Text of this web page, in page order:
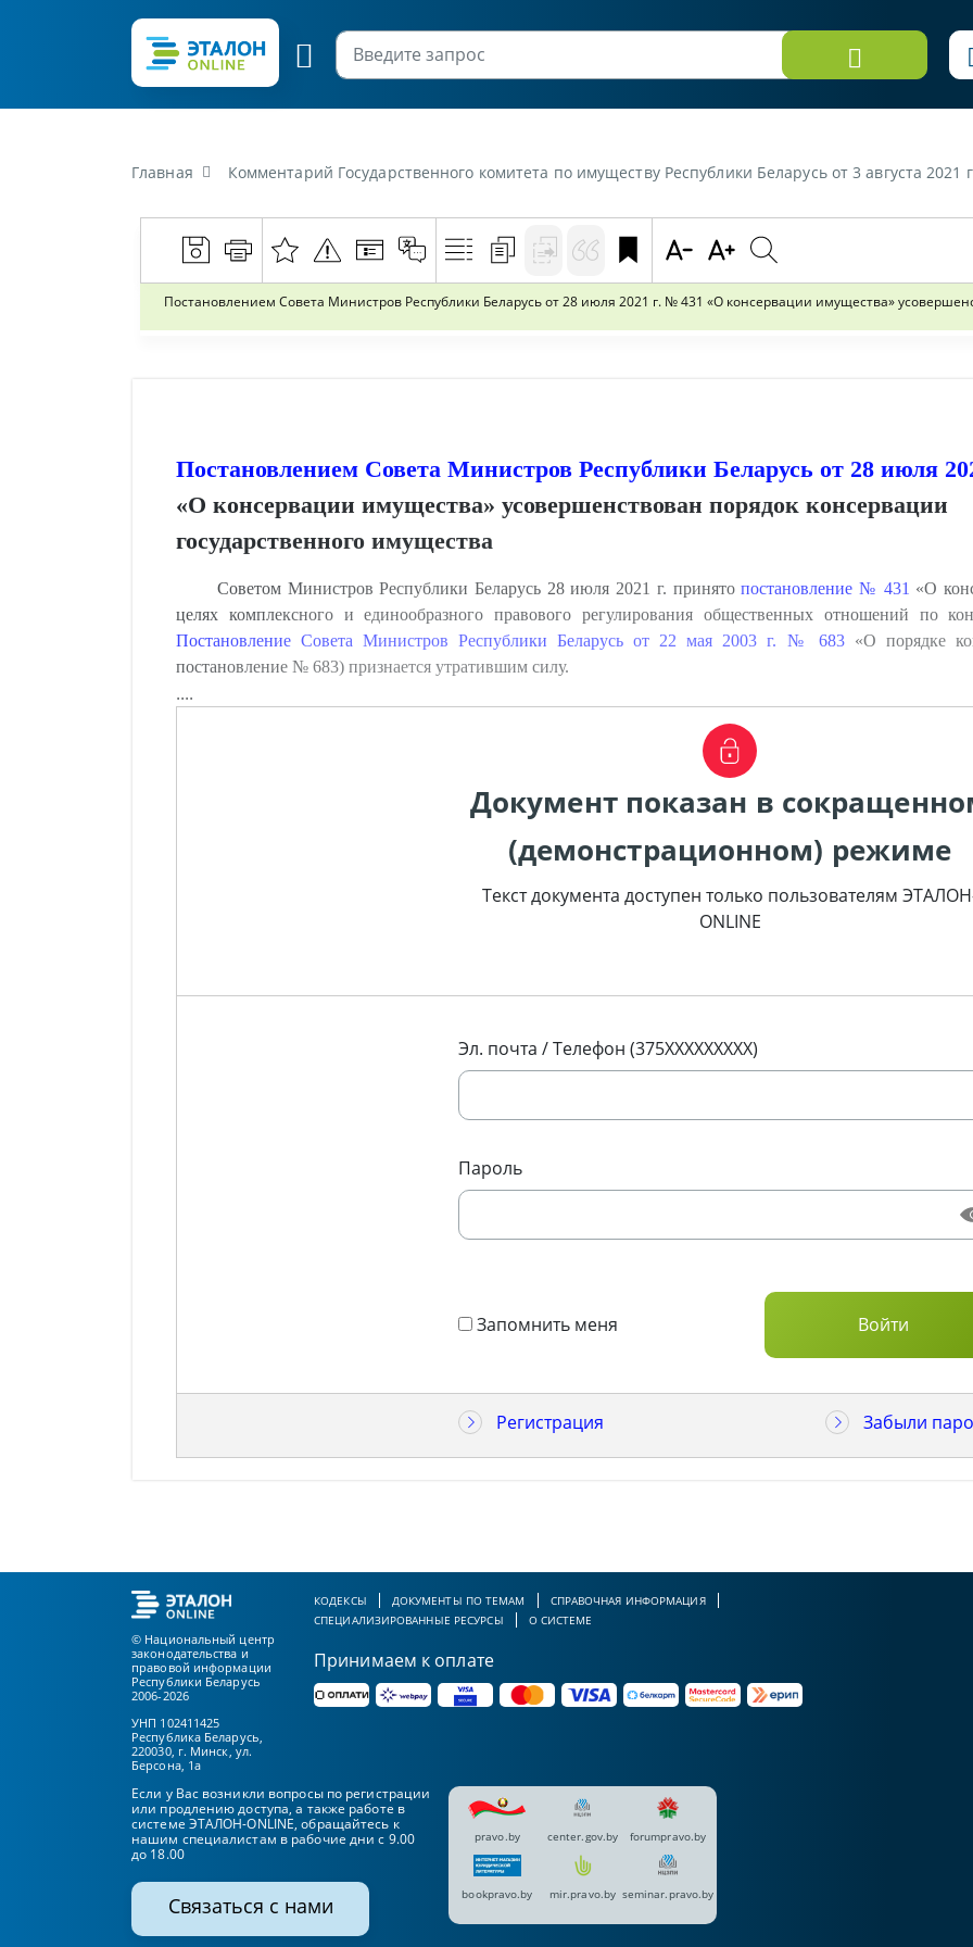
Главная Комментарий Государственного комитета по имуществу Республики Беларусь от 3 августа 2021 г. «Постановлением Совета Министров Республики Беларусь от 28 июля 2021 г. № 431 "О
Постановлением Совета Министров Республики Беларусь от 28 июля 2021 г. № 431 «О консервации имущества»
Постановлением Совета Министров Республики Беларусь от 28 июля
«О консервации имущества» усовершенствован порядок консервации
государственного имущества
Советом Министров Республики Беларусь 28 июля 2021 г. принятопостановление № 431 «О
целях комплексного и единообразного правового регулирования общественных отношений по
Постановление Совета Министров Республики Беларусь от 22 мая 2003 г. № 683«О порядке
постановление № 683) признается утратившим силу.
....
Документ показан в
(демонстрационном) режиме
Текст документа доступен только пользователям
ONLINE
Эл. почта / Телефон (375XXXXXXXXX)
Пароль
Запомнить меня
Регистрация Забыли
© Национальный центр
законодательства и
правовой информации
Республики Беларусь
2006-2026
УНП 102411425
Республика Беларусь,
220030, г. Минск, ул.
Берсона, 1а
КОДЕКСЫ ДОКУМЕНТЫ ПО ТЕМАМ
СПРАВОЧНАЯ ИНФОРМАЦИЯ
СПЕЦИАЛИЗИРОВАННЫЕ РЕСУРСЫ
О СИСТЕМЕ
Принимаем к оплате
Если у Вас возникли вопросы по регистрации
или продлению доступа, а также работе в
системе ЭТАЛОН-ONLINE, обращайтесь к
нашим специалистам в рабочие дни с 9.00
до 18.00
Связаться с нами
pravo.by center.gov.by forumpravo.by
bookpravo.by mir.pravo.by seminar.pravo.by